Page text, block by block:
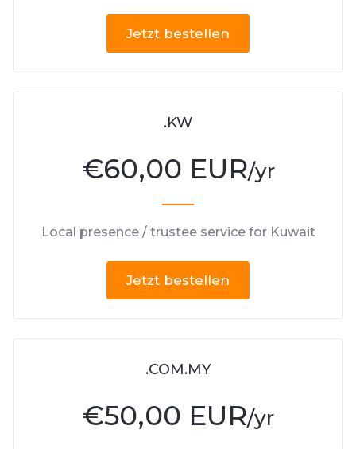
Jetzt bestellen
.KW
€60,00 EUR/yr
Local presence / trustee service for Kuwait
Jetzt bestellen
.COM.MY
€50,00 EUR/yr